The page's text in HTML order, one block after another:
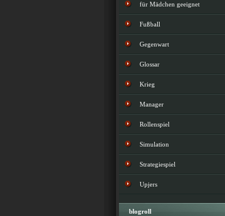
für Mädchen geeignet
Fußball
Gegenwart
Glossar
Krieg
Manager
Rollenspiel
Simulation
Strategiespiel
Upjers
blogroll